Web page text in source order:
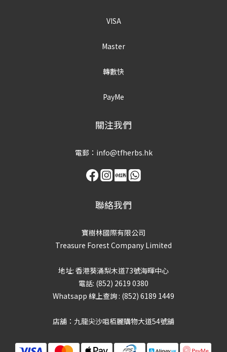
VISA
Master
轉數快
PayMe
關注我們
電郵：info@tfherbs.hk
聯絡我們
寶樹林國際有限公司
Treasure Forest Company Limited
地址: 香港葵涌梨木道73號海暉中心
電話: (852) 2619 0380
Whatsapp 線上查詢 : (852) 6189 1449
店舖：九龍尖沙咀栢麗購物大道54號舖